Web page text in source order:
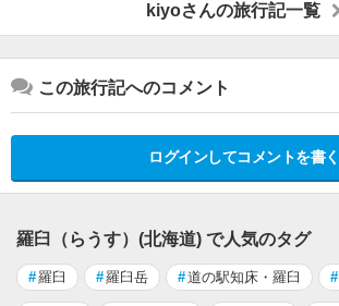
kiyoさんの旅行記一覧
この旅行記へのコメント
ログインしてコメントを書く
羅臼（らうす）(北海道) で人気のタグ
#羅臼 #羅臼岳 #道の駅知床・羅臼 #